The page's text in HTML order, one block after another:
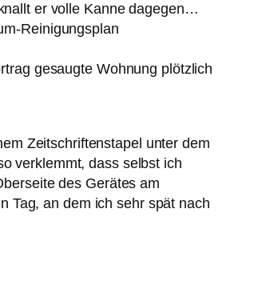
er volle Kanne dagegen…
Reinigungsplan
gesaugte Wohnung plötzlich
Zeitschriftenstapel unter dem
verklemmt, dass selbst ich
des Gerätes am
Tag, an dem ich sehr spät nach